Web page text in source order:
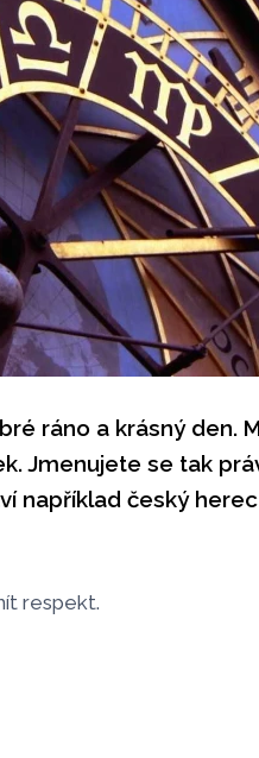
ráno a krásný den.
Jmenujete se tak
například český
respekt.